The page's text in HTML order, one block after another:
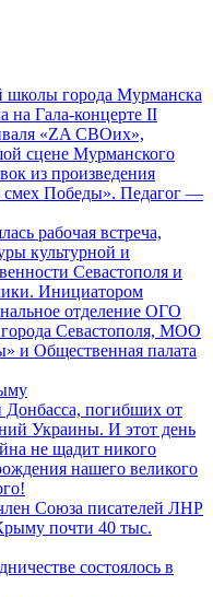
школы города Мурманска
на Гала-концерте II
«ZA СВОих»,
сцене Мурманского
из произведения
Победы». Педагог —
рабочая встреча,
культурной и
Севастополя и
Инициатором
отделение ОГО
Севастополя, МОО
и Общественная палата
погибших от
Украины. И этот день
не щадит никого
нашего великого
Союза писателей ЛНР
почти 40 тыс.
состоялось в